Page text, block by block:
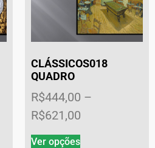
CLÁSSICOS018
QUADRO
R$444,00 –
R$621,00
Ver opções